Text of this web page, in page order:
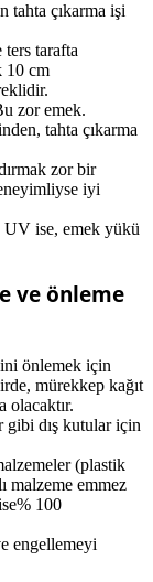
tahta çıkarma işi
ters tarafta
10 cm
zor emek.
tahta çıkarma
zor bir
iyi
UV ise, emek yükü
ve önleme
önlemek için
mürekkep kağıt
olacaktır.
gibi dış kutular için
(plastik
malzeme emmez
100
engellemeyi